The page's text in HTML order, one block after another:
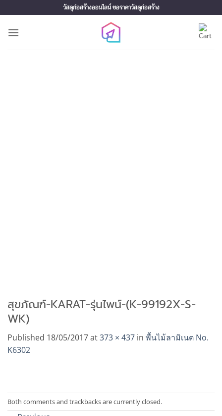
to
content
วัสดุก่อสร้างออนไลน์ ขอราคาวัสดุก่อสร้าง
สุขภัณฑ์-KARAT-รุ่นไพน์-(K-99192X-S-
WK)
Published 18/05/2017at373 × 437 in พื้นไม้ลามิเนต No.
K6302
Both comments and trackbacks are currently closed.